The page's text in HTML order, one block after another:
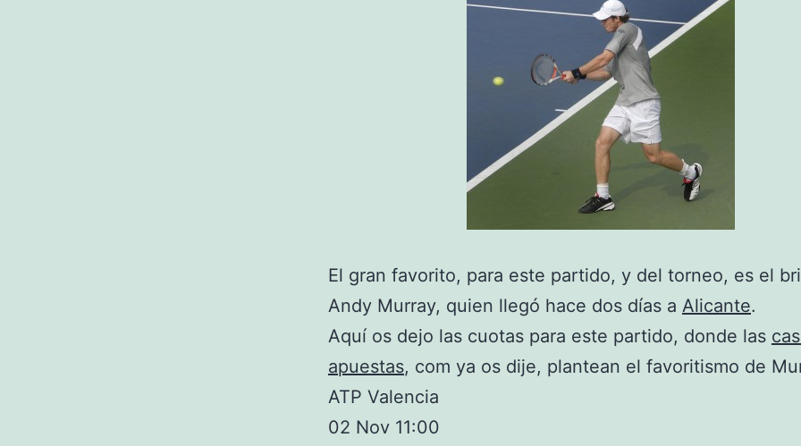
El gran favorito, para este partido, y del torneo, es el
Andy Murray, quien llegó hace dos días a Alicante.
Aquí os dejo las cuotas para este partido, donde las
apuestas, com ya os dije, plantean el favoritismo de
ATP Valencia
02 Nov 11:00